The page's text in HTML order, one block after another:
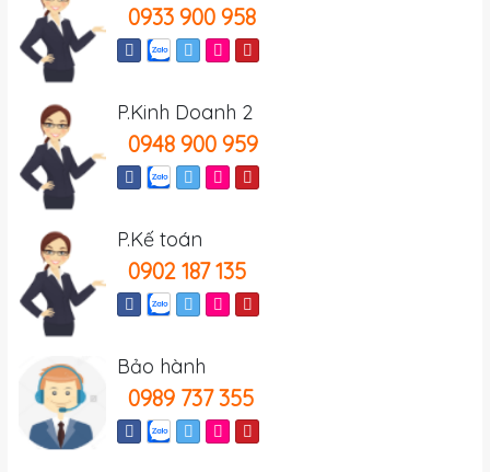
0933 900 958
P.Kinh Doanh 2
0948 900 959
P.Kế toán
0902 187 135
Bảo hành
0989 737 355